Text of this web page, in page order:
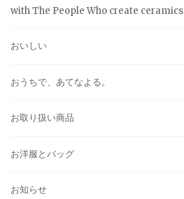
with The People Who create ceramics
おいしい
おうちで、あてなよる。
お取り扱い商品
お洋服とバッグ
お知らせ